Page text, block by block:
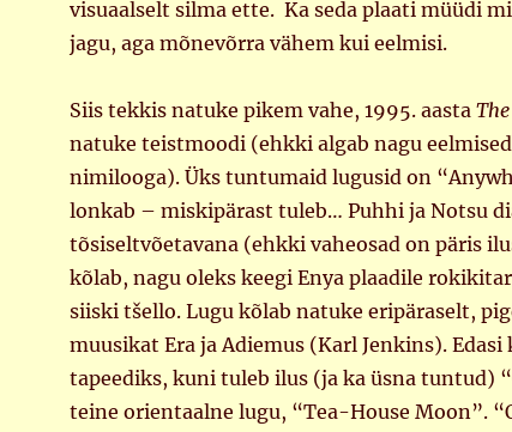
visuaalselt silma ette. Ka seda plaati müüdi
jagu, aga mõnevõrra vähem kui eelmisi.
Siis tekkis natuke pikem vahe, 1995. aasta
natuke teistmoodi (ehkki algab nagu
nimilooga). Üks tuntumaid lugusid on
lonkab – miskipärast tuleb… Puhhi ja Notsu
tõsiseltvõetavana (ehkki vaheosad on päris
kõlab, nagu oleks keegi Enya plaadile
siiski tšello. Lugu kõlab natuke eripäraselt,
muusikat Era ja Adiemus (Karl Jenkins).
tapeediks, kuni tuleb ilus (ja ka üsna tuntud)
teine orientaalne lugu, “Tea-House Moon”.